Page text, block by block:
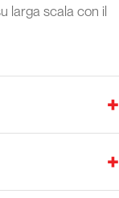
larga scala con il
+
+